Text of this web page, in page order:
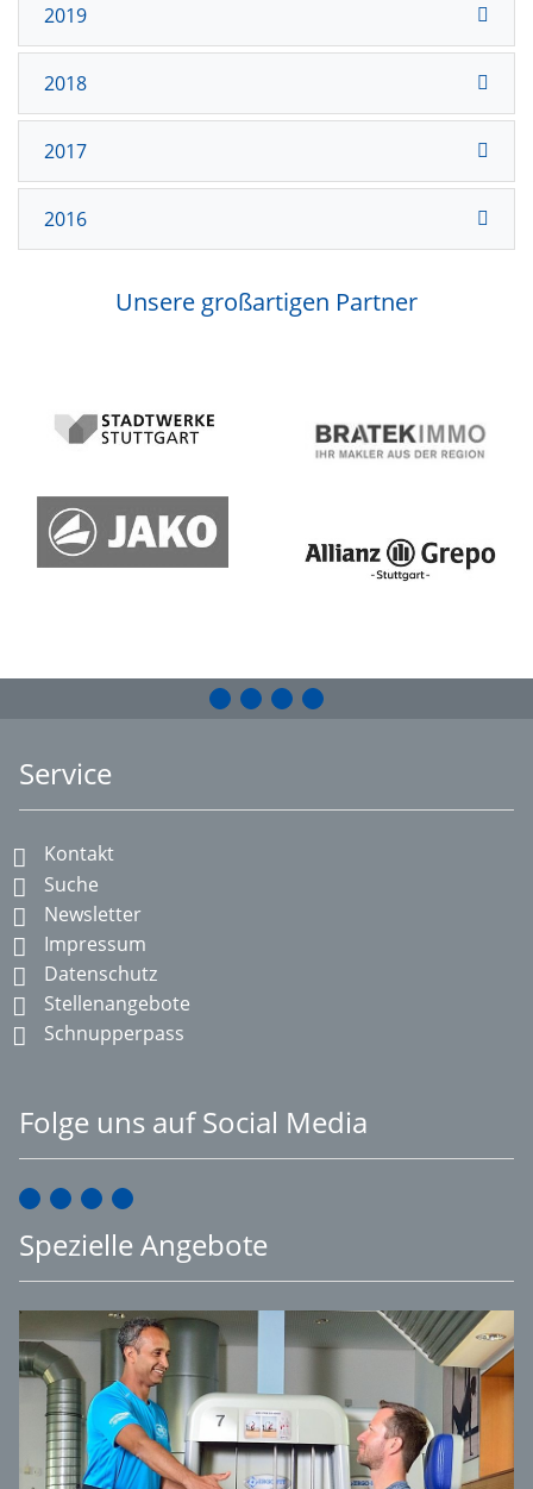
2019
2018
2017
2016
Unsere großartigen Partner
Service
Kontakt
Suche
Newsletter
Impressum
Datenschutz
Stellenangebote
Schnupperpass
Folge uns auf Social Media
Spezielle Angebote